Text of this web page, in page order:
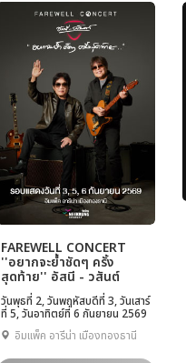
FAREWELL CONCERT
''อยากจะย้ำชัดๆ ครั้ง
สุดท้าย'' อัสนี - วสันต์
วันพุธที่ 2, วันพฤหัสบดีที่ 3, วันเสาร์
ที่ 5, วันอาทิตย์ที่ 6 กันยายน 2569
อิมแพ็ค อารีน่า เมืองทองธานี